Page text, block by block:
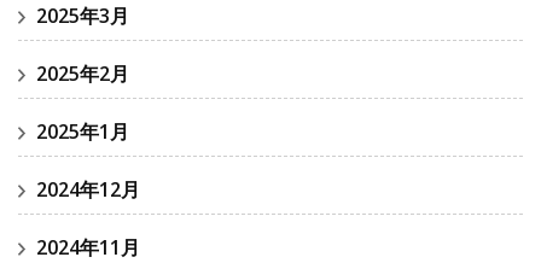
2025年3月
2025年2月
2025年1月
2024年12月
2024年11月